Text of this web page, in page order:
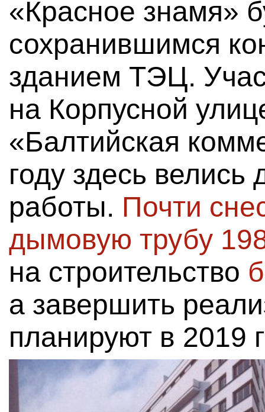
«Красное знамя»
сохранившимся
зданием ТЭЦ.
на Корпусной
«Балтийская
году здесь
работы. Почти
дымовую трубу
на строительство
а завершить
планируют в 2019